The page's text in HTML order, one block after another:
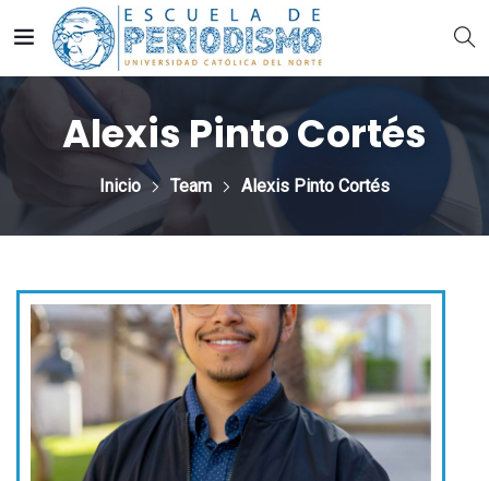
Alexis Pinto Cortés
Inicio Team Alexis Pinto Cortés